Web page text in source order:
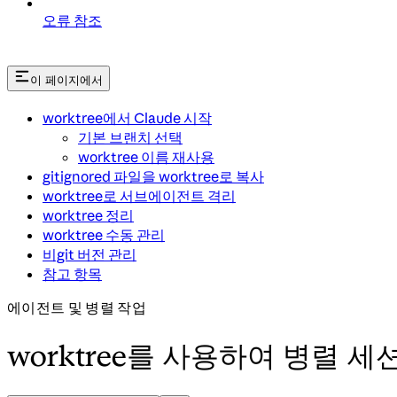
오류 참조
이 페이지에서
worktree에서 Claude 시작
기본 브랜치 선택
worktree 이름 재사용
gitignored 파일을 worktree로 복사
worktree로 서브에이전트 격리
worktree 정리
worktree 수동 관리
비git 버전 관리
참고 항목
에이전트 및 병렬 작업
worktree를 사용하여 병렬 세